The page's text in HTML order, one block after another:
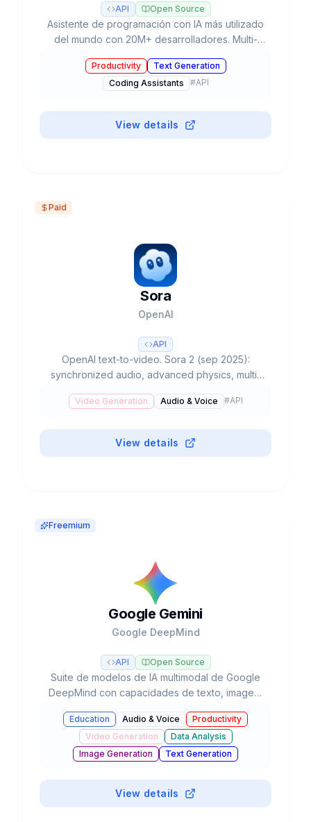
API Open Source
Asistente de programación con IA más utilizado
del mundo con 20M+ desarrolladores. Multi-
Coding Agent autónomo y plan gratuito.
Productivity
Text Generation
Coding Assistants
#API
View details
Paid
Sora
OpenAI
API
OpenAI text-to-video. Sora 2 (sep 2025):
synchronized audio, advanced physics, multi-
$200/mes (500+unlimited). Invite-only
Video Generation Audio & Voice #API
View details
Freemium
Google Gemini
Google DeepMind
API Open Source
Suite de modelos de IA multimodal de Google
DeepMind con capacidades de texto, imagen,
ecosistema de Google con agentes autónomos
y razonamiento avanzado.
Education Audio & Voice
Productivity
Video Generation
Data Analysis
Image Generation
Text Generation
Coding Assistants
#
View details